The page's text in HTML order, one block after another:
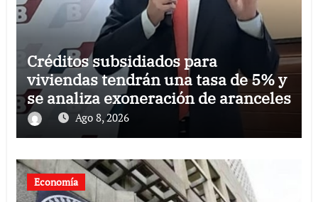
Créditos subsidiados para
viviendas tendrán una tasa de 5% y
se analiza exoneración de aranceles
Ago 8, 2026
Economía